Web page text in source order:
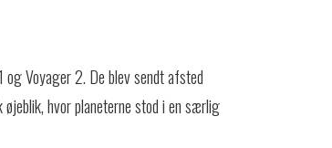
og Voyager 2. De blev sendt afsted
hvor planeterne stod i en særlig